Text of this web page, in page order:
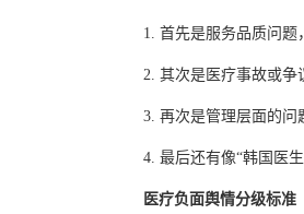
1. 首先是服务品质问题
2. 其次是医疗事故或争
3. 再次是管理层面的问
4. 最后还有像“韩国医
医疗负面舆情分级标准